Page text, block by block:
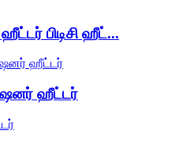
ஹீட்டர் பிடிசி ஹீட்...
ஹீட்டர்